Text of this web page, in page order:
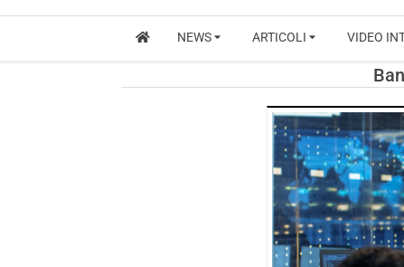
NEWS ARTICOLI VIDEO